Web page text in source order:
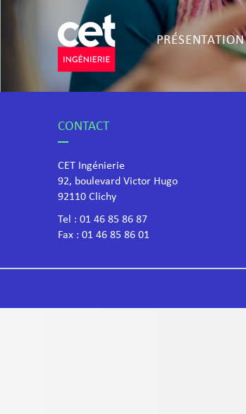
PRÉSENTATION
CONTACT
CET Ingénierie
92, boulevard Victor Hugo
​92110 Clichy
Tel : 01 46 85 86 87
Fax : 01 46 85 86 01